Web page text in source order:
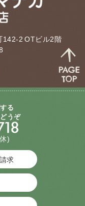
142-2 OTビル2階
る
うぞ
)
求